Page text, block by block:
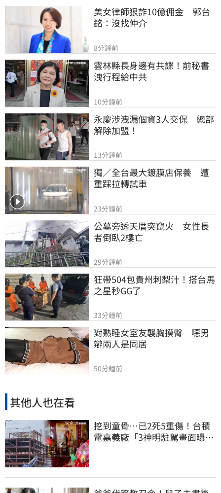
美女律師狠詐10億佣金　郭台
銘：沒找仲介
8分鐘前
雲林縣長身邊有共諜！前秘書
洩行程給中共
10分鐘前
永慶涉洩漏個資3人交保　總部
解除加盟！
13分鐘前
獨／全台最大鍍膜店保養　遭
重踩拉轉試車
23分鐘前
公墓旁透天厝突竄火　女性長
者倒臥2樓亡
29分鐘前
狂帶504包貴州刺梨汁！搭台馬
之星秒GG了
33分鐘前
對熟睡女室友襲胸摸臀　噁男
辯兩人是同居
50分鐘前
其他人也在看
挖到童骨…已2死5重傷！台積
電嘉義廠「3神明駐駕畫面曝